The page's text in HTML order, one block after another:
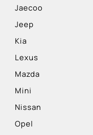
Jaecoo
Jeep
Kia
Lexus
Mazda
Mini
Nissan
Opel